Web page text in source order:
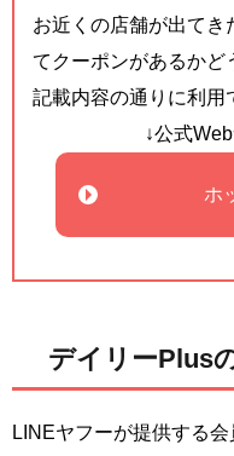
お近くの店舗が出てき
てクーポンがあるかど
記載内容の通りに利用
↓公式
ホ
デイリーPlus
LINEヤフーが提供する